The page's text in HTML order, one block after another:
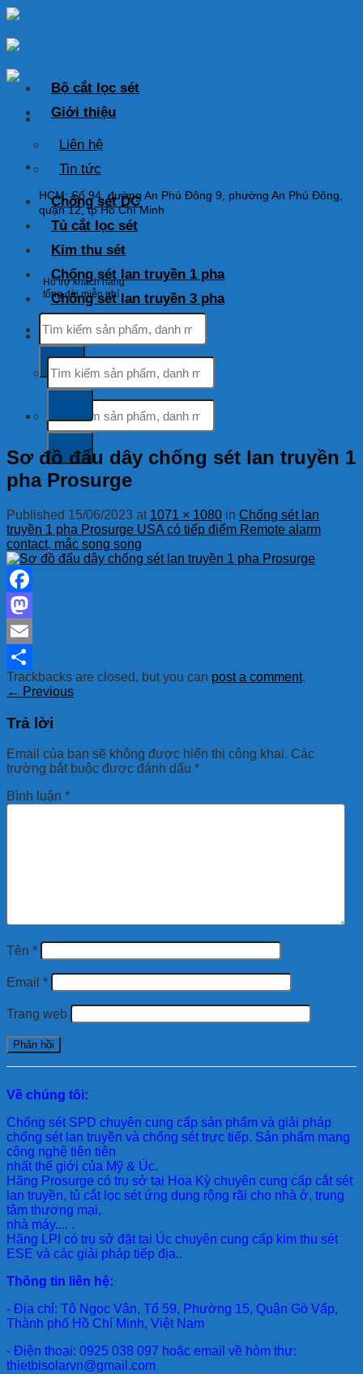
Skip
content
HOTLINE: 0925 038 097
HCM: Số 94, đường An Phú Đông 9, phường An Phú Đông,
quận 12, tp Hồ Chí Minh
Hỗ trợ khách hàng
tổng đài miễn phí
Tìm
kiếm:
kiếm:
Bộ cắt lọc sét
Giới thiệu
Liên hệ
Tin tức
Chống sét DC
Tủ cắt lọc sét
Kim thu sét
Chống sét lan truyền 1 pha
Chống sét lan truyền 3 pha
Tìm
kiếm:
Sơ đồ đấu dây chống sét lan truyền 1
pha Prosurge
Published 15/06/2023 at 1071 × 1080 in Chống sét lan
truyền 1 pha Prosurge USA có tiếp điểm Remote alarm
contact, mắc song song
Facebook
Mastodon
Email
Share
Trackbacks are closed, but you can post a comment.
← Previous
Trả lời
Email của bạn sẽ không được hiển thị công khai. Các
trường bắt buộc được đánh dấu *
Bình luận *
Tên *
Email *
Trang web
Về chúng tôi:
Chống sét SPD chuyên cung cấp sản phẩm và giải pháp
chống sét lan truyền và chống sét trực tiếp. Sản phẩm mang
công nghệ tiên tiên
nhất thế giới của Mỹ & Úc.
Hãng Prosurge có trụ sở tại Hoa Kỳ chuyên cung cấp cắt sét
lan truyền, tủ cắt lọc sét ứng dụng rộng rãi cho nhà ở, trung
tâm thương mại,
nhà máy.... .
Hãng LPI có trụ sở đặt tại Úc chuyên cung cấp kim thu sét
ESE và các giải pháp tiếp địa..
Thông tin liên hệ:
- Địa chỉ: Tô Ngọc Vân, Tổ 59, Phường 15, Quận Gò Vấp,
Thành phố Hồ Chí Minh, Việt Nam
- Điện thoại: 0925 038 097 hoặc email về hòm thư:
thietbisolarvn@gmail.com